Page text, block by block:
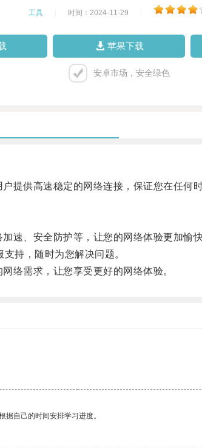
工具 时间：2024-11-29
苹果下载
安卓市场，安全绿色
供高速稳定的网络连接，保证您在任何时
、安全防护等，让您的网络体验更加愉快
持，随时为您解决问题。
需求，让您享受更好的网络体验。
自己的时间安排学习进度。